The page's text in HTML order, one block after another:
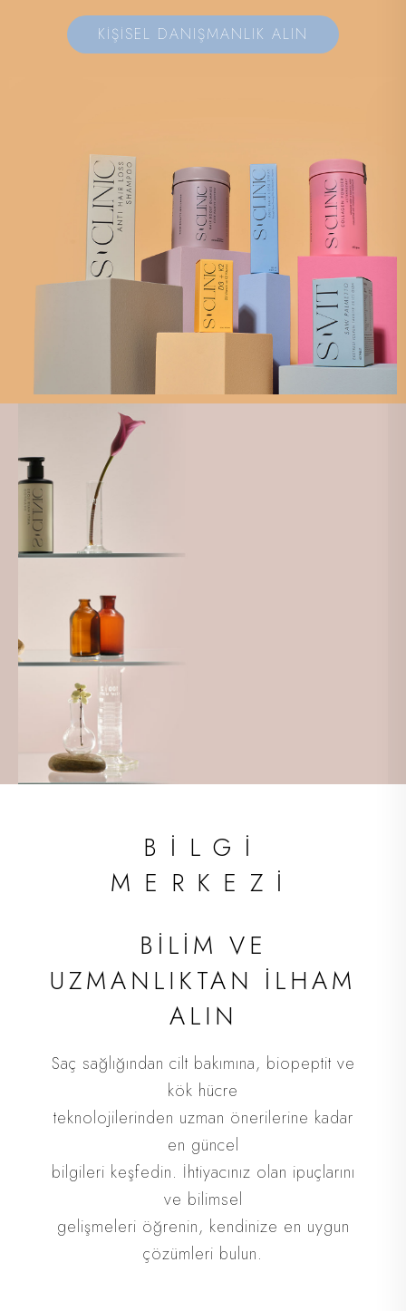
KİŞİSEL DANIŞMANLIK ALIN
RANDEVU &
İLETİŞİM
en uygun
tedavi planını oluşturmak için randevunuzu alın.
Ankara merkezli kliniğimizin yanı sıra Türkiye
genelinde
ŞUBELER
BİLGİ
MERKEZİ
BİLİM VE
UZMANLIKTAN İLHAM
ALIN
Saç sağlığından cilt bakımına, biopeptit ve
kök hücre
teknolojilerinden uzman önerilerine kadar
en güncel
bilgileri keşfedin. İhtiyacınız olan ipuçlarını
ve bilimsel
gelişmeleri öğrenin, kendinize en uygun
çözümleri bulun.